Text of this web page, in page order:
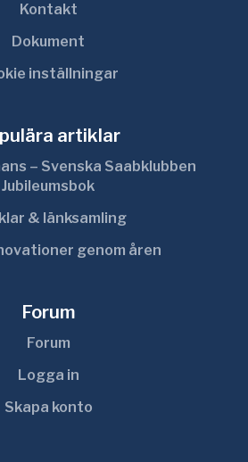
Kontakt
Dokument
inställningar
artiklar
– Svenska Saabklubben
Jubileumsbok
& länksamling
genom åren
Forum
Forum
Logga in
Skapa konto